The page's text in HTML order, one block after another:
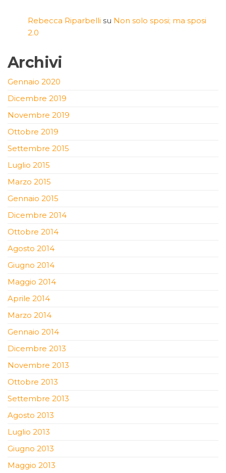
Rebecca Riparbelli su Non solo sposi; ma sposi
2.0
Archivi
Gennaio 2020
Dicembre 2019
Novembre 2019
Ottobre 2019
Settembre 2015
Luglio 2015
Marzo 2015
Gennaio 2015
Dicembre 2014
Ottobre 2014
Agosto 2014
Giugno 2014
Maggio 2014
Aprile 2014
Marzo 2014
Gennaio 2014
Dicembre 2013
Novembre 2013
Ottobre 2013
Settembre 2013
Agosto 2013
Luglio 2013
Giugno 2013
Maggio 2013